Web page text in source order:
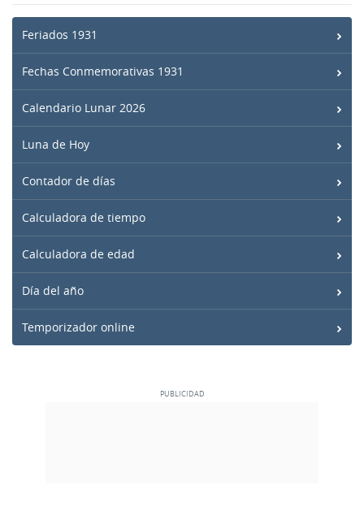
Feriados 1931
Fechas Conmemorativas 1931
Calendario Lunar 2026
Luna de Hoy
Contador de días
Calculadora de tiempo
Calculadora de edad
Día del año
Temporizador online